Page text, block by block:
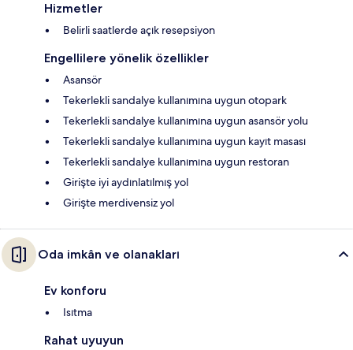
Hizmetler
Belirli saatlerde açık resepsiyon
Engellilere yönelik özellikler
Asansör
Tekerlekli sandalye kullanımına uygun otopark
Tekerlekli sandalye kullanımına uygun asansör yolu
Tekerlekli sandalye kullanımına uygun kayıt masası
Tekerlekli sandalye kullanımına uygun restoran
Girişte iyi aydınlatılmış yol
Girişte merdivensiz yol
Oda imkân ve olanakları
Ev konforu
Isıtma
Rahat uyuyun